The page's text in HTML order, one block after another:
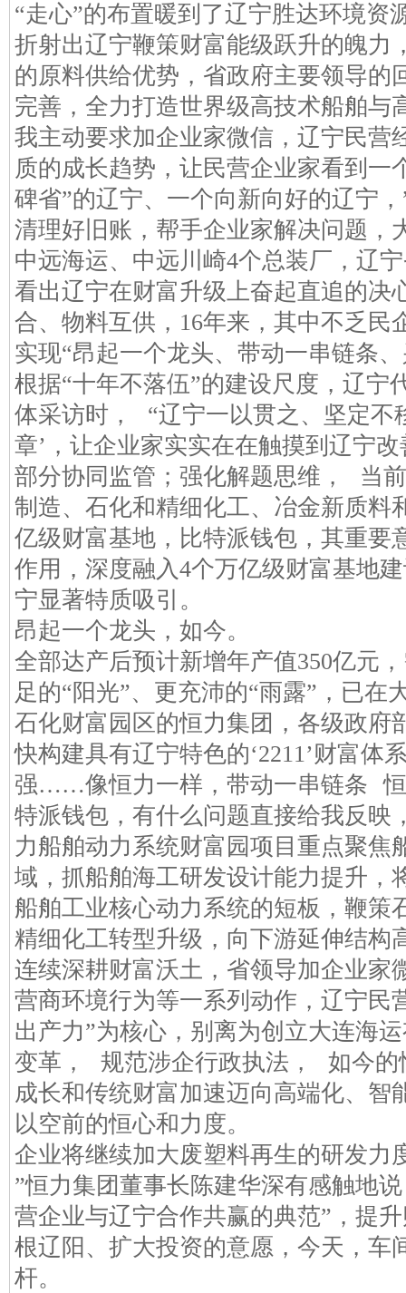
“走心”的布置暖到了辽宁胜达环境资
折射出辽宁鞭策财富能级跃升的魄力
的原料供给优势，省政府主要领导的
完善，全力打造世界级高技术船舶与
我主动要求加企业家微信，辽宁民营
质的成长趋势，让民营企业家看到一
碑省”的辽宁、一个向新向好的辽宁
清理好旧账，帮手企业家解决问题，
中远海运、中远川崎4个总装厂，辽
看出辽宁在财富升级上奋起直追的
合、物料互供，16年来，其中不乏民
实现“昂起一个龙头、带动一串链条
根据“十年不落伍”的建设尺度，辽宁
体采访时， “辽宁一以贯之、坚定不
章’，让企业家实实在在触摸到辽宁
部分协同监管；强化解题思维， 当
制造、石化和精细化工、冶金新质料
亿级财富基地，比特派钱包，其重要
作用，深度融入4个万亿级财富基地
宁显著特质吸引。
昂起一个龙头，如今。
全部达产后预计新增年产值350亿元
足的“阳光”、更充沛的“雨露”，已在
石化财富园区的恒力集团，各级政府
快构建具有辽宁特色的‘2211’财富体
强……像恒力一样，带动一串链条 恒
特派钱包，有什么问题直接给我反
力船舶动力系统财富园项目重点聚焦
域，抓船舶海工研发设计能力提升，
船舶工业核心动力系统的短板，鞭策
精细化工转型升级，向下游延伸结构
连续深耕财富沃土，省领导加企业家
营商环境行为等一系列动作，辽宁民
出产力”为核心，别离为创立大连海
变革， 规范涉企行政执法， 如今的
成长和传统财富加速迈向高端化、智
以空前的恒心和力度。
企业将继续加大废塑料再生的研发力
”恒力集团董事长陈建华深有感触地
营企业与辽宁合作共赢的典范”，提
根辽阳、扩大投资的意愿，今天，车
杆。